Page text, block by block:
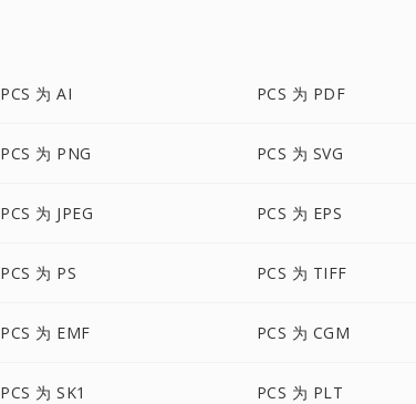
PCS 为 AI PCS 为 PDF
PCS 为 PNG PCS 为 SVG
PCS 为 JPEG PCS 为 EPS
PCS 为 PS PCS 为 TIFF
PCS 为 EMF PCS 为 CGM
PCS 为 SK1 PCS 为 PLT